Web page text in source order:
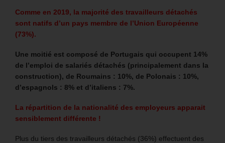
Comme en 2019, la majorité des travailleurs détachés
sont natifs d’un pays membre de l’Union Européenne
(73%).
Une moitié est composé de Portugais qui occupent 14%
de l’emploi de salariés détachés (principalement dans la
construction), de Roumains : 10%, de Polonais : 10%,
d’espagnols : 8% et d’italiens : 7%.
La répartition de la nationalité des employeurs apparait
sensiblement différente !
Plus du tiers des travailleurs détachés (36%) effectuent des